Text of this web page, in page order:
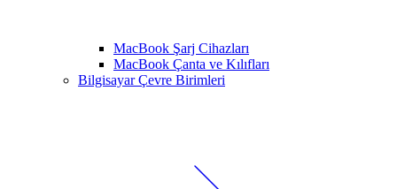
MacBook Şarj Cihazları
MacBook Çanta ve Kılıfları
Bilgisayar Çevre Birimleri